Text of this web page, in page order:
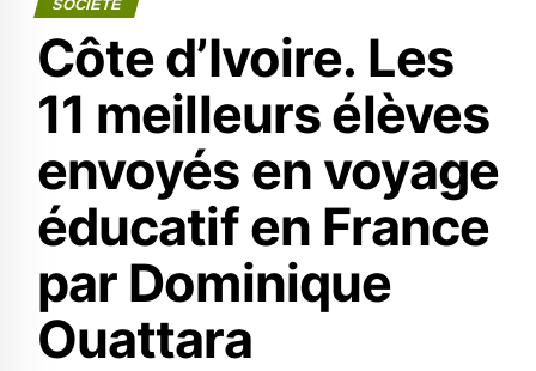
SOCIETE
Côte d’Ivoire. Les
11 meilleurs élèves
envoyés en voyage
éducatif en France
par Dominique
Ouattara